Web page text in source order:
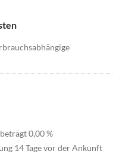
0,00 %
14 Tage vor der Ankunft